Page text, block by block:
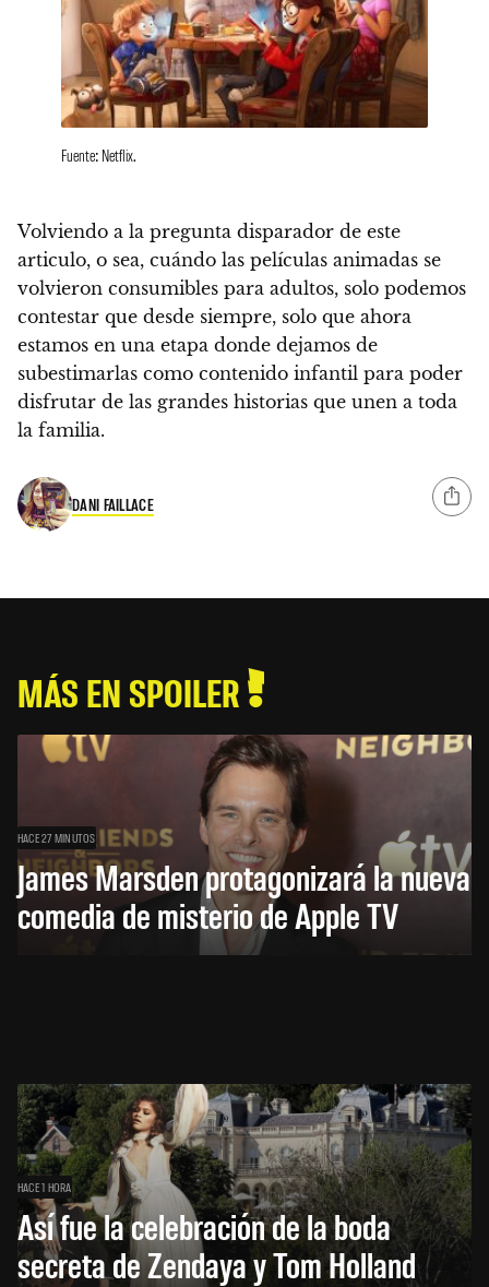
Fuente: Netflix.
Volviendo a la pregunta disparador de este
articulo, o sea, cuándo las películas animadas se
volvieron consumibles para adultos, solo podemos
contestar que desde siempre, solo que ahora
estamos en una etapa donde dejamos de
subestimarlas como contenido infantil para poder
disfrutar de las grandes historias que unen a toda
la familia.
DANI FAILLACE
MÁS EN SPOILER
HACE 27 MINUTOS
James Marsden protagonizará la nueva
comedia de misterio de Apple TV
HACE 1 HORA
Así fue la celebración de la boda
secreta de Zendaya y Tom Holland